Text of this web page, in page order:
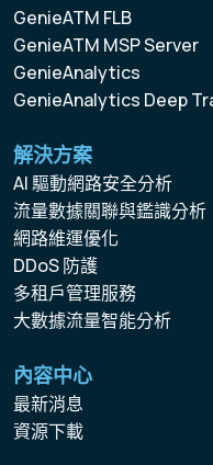
GenieATM FLB
GenieATM MSP Server
GenieAnalytics
GenieAnalytics Deep
解決方案
AI 驅動網路安全分析
流量數據關聯與鑑識分析
網路維運優化
DDoS 防護
多租戶管理服務
大數據流量智能分析
內容中心
最新消息
資源下載